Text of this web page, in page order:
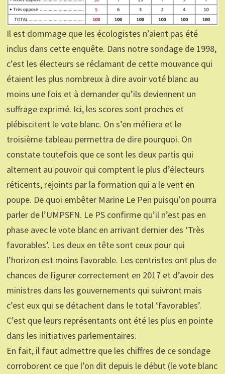
Il est dommage que les écologistes n’aient pas été
inclus dans cette enquête. Dans notre sondage de 1998,
c’est les électeurs se réclamant de cette mouvance qui
étaient les plus nombreux à dire avoir voté blanc au
moins une fois et à demander qu’ils deviennent un
suffrage exprimé. Ici, les scores sont proches et
plébiscitent le vote blanc. On s’en méfiera et le
troisième tableau permettra de dire pourquoi. On
constate toutefois que ce sont les deux partis qui
alternent au pouvoir qui comptent le plus d’électeurs
réticents, rejoints par la formation qui a le vent en
poupe. De quoi embêter Marine Le Pen puisqu’on pourra
parler de l’UMPSFN. Le PS confirme qu’il n’est pas en
phase avec le vote blanc en arrivant dernier des ‘Très
favorables’. Les deux en tête sont ceux pour qui
l’horizon est moins favorable. Les centristes ont plus de
chances de figurer correctement en 2017 et d’avoir des
ministres dans les gouvernements qui suivront mais
c’est eux qui se détachent dans le total ‘favorables’.
C’est que leurs représentants ont été les plus en pointe
dans les initiatives parlementaires.
En fait, il faut admettre que les chiffres de ce sondage
corroborent ce que l’on dit depuis le début (le vote blanc